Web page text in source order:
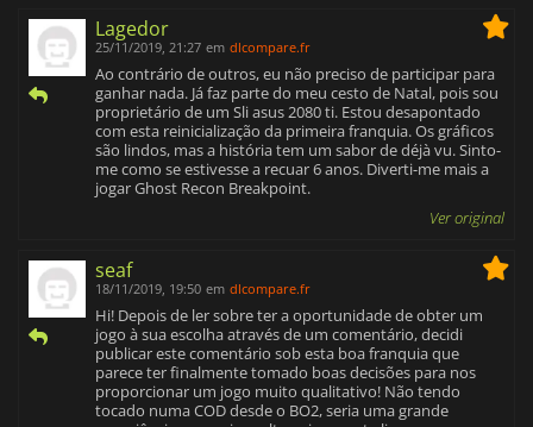
Lagedor
25/11/2019, 21:27 em dlcompare.fr
Ao contrário de outros, eu não preciso de participar para
ganhar nada. Já faz parte do meu cesto de Natal, pois sou
proprietário de um Sli asus 2080 ti. Estou desapontado
com esta reinicialização da primeira franquia. Os gráficos
são lindos, mas a história tem um sabor de déjà vu. Sinto-
me como se estivesse a recuar 6 anos. Diverti-me mais a
jogar Ghost Recon Breakpoint.
Ver original
seaf
18/11/2019, 19:50 em dlcompare.fr
Hi! Depois de ler sobre ter a oportunidade de obter um
jogo à sua escolha através de um comentário, decidi
publicar este comentário sob esta boa franquia que
parece ter finalmente tomado boas decisões para nos
proporcionar um jogo muito qualitativo! Não tendo
tocado numa COD desde o BO2, seria uma grande